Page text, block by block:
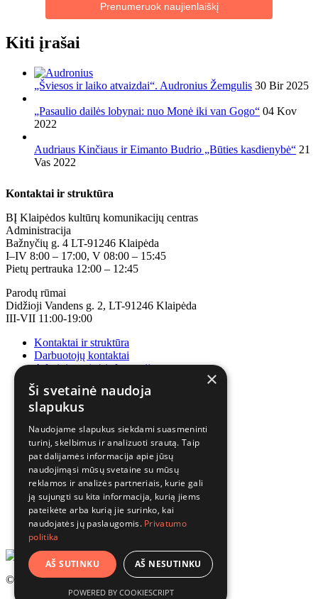
Prenumeruok naujienlaiškį
Kiti įrašai
„Šviesos ir laiko atvaizdai“. Audronius Žemgulis 30 Bir 2025
„Pasaulio dailės lobynai: nuo Monė iki van Gogo“ 04 Kov
2022
Audriaus Kinčiaus ir Eimanto Budrio „Būties kasdienybė“ 21
Vas 2022
Kontaktai ir struktūra
BĮ Klaipėdos kultūrų komunikacijų centras
Administracija
Bažnyčių g. 4 LT-91246 Klaipėda
I–IV 8:00 – 17:00, V 08:00 – 15:45
Pietų pertrauka 12:00 – 12:45
Parodų rūmai
Didžioji Vandens g. 2, LT-91246 Klaipėda
III-VII 11:00-19:00
Kontaktai ir struktūra
Darbuotojų kontaktai
Administracinė informacija
Korupcijos prevencija
© 2025 Visos teisės saugomos.
×
Ši svetainė naudoja
slapukus
Naudojame slapukus siekdami suasmeninti
turinį, skelbimus ir analizuoti srautą. Taip
pat dalijamės informacija apie jūsų
naudojimąsi mūsų svetaine su mūsų
reklamos ir analizės partneriais, kurie gali
ją sujungti su kita informacija, kurią jiems
pateikėte arba kurią jie surinko, kai
naudojatės jų paslaugomis. Privatumo
politika
AŠ SUTINKU AŠ NESUTINKU
POWERED BY COOKIESCRIPT